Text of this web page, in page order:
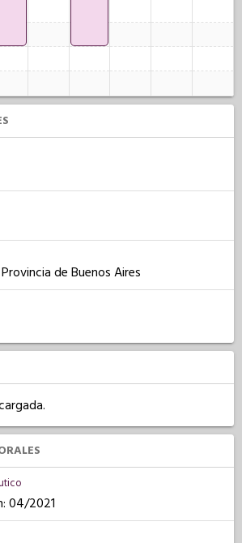
de Buenos Aires
04/2021